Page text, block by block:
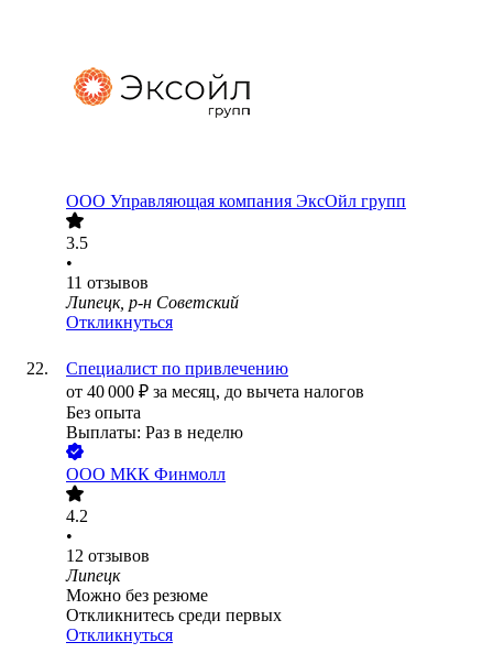
ООО Управляющая компания ЭксОйл групп
3.5
•
11 отзывов
Липецк, р-н Советский
Откликнуться
Специалист по привлечению
от 40 000 ₽ за месяц, до вычета налогов
Без опыта
Выплаты: Раз в неделю
ООО МКК Финмолл
4.2
•
12 отзывов
Липецк
Можно без резюме
Откликнитесь среди первых
Откликнуться